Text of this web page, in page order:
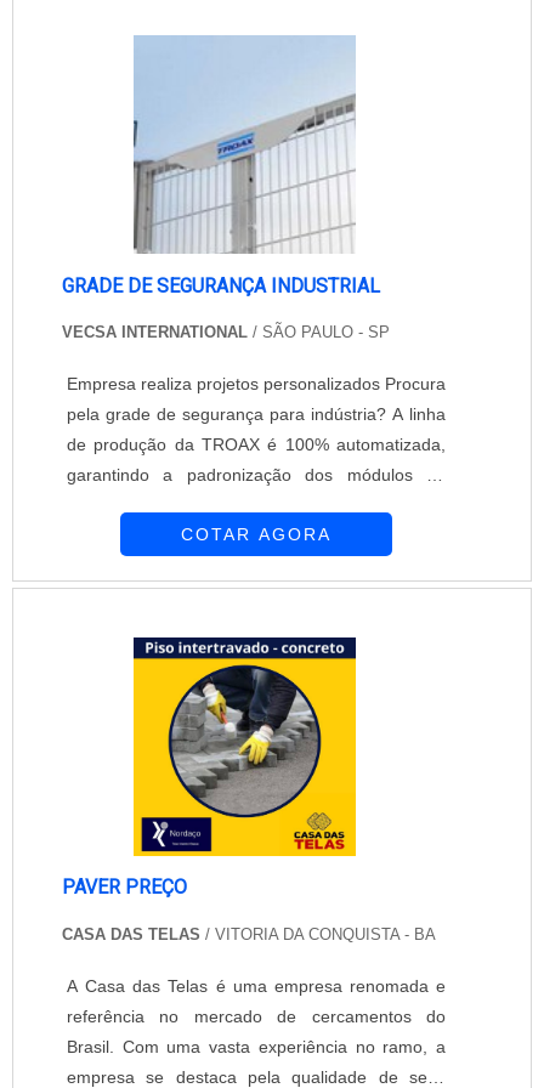
GRADE DE SEGURANÇA INDUSTRIAL
VECSA INTERNATIONAL / SÃO PAULO - SP
Empresa realiza projetos personalizados Procura
pela grade de segurança para indústria? A linha
de produção da TROAX é 100% automatizada,
garantindo a padronização dos módulos de
de pesquisa e desenvolvimento próprio, a
proteção. Oferecida pela Vecsa International,
COTAR AGORA
PAVER PREÇO
CASA DAS TELAS / VITORIA DA CONQUISTA - BA
A Casa das Telas é uma empresa renomada e
referência no mercado de cercamentos do
Brasil. Com uma vasta experiência no ramo, a
empresa se destaca pela qualidade de seus